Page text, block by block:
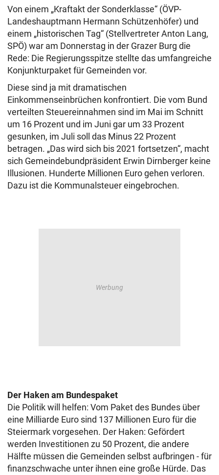
Von einem „Kraftakt der Sonderklasse“ (ÖVP-
Landeshauptmann Hermann Schützenhöfer) und
einem „historischen Tag“ (Stellvertreter Anton Lang,
SPÖ) war am Donnerstag in der Grazer Burg die
Rede: Die Regierungsspitze stellte das umfangreiche
Konjunkturpaket für Gemeinden vor.
Diese sind ja mit dramatischen
Einkommenseinbrüchen konfrontiert. Die vom Bund
verteilten Steuereinnahmen sind im Mai im Schnitt
um 16 Prozent und im Juni gar um 33 Prozent
gesunken, im Juli soll das Minus 22 Prozent
betragen. „Das wird sich bis 2021 fortsetzen“, macht
sich Gemeindebundpräsident Erwin Dirnberger keine
Illusionen. Hunderte Millionen Euro gehen verloren.
Dazu ist die Kommunalsteuer eingebrochen.
Der Haken am Bundespaket
Die Politik will helfen: Vom Paket des Bundes über
eine Milliarde Euro sind 137 Millionen Euro für die
Steiermark vorgesehen. Der Haken: Gefördert
werden Investitionen zu 50 Prozent, die andere
Hälfte müssen die Gemeinden selbst aufbringen - für
finanzschwache unter ihnen eine große Hürde. Das